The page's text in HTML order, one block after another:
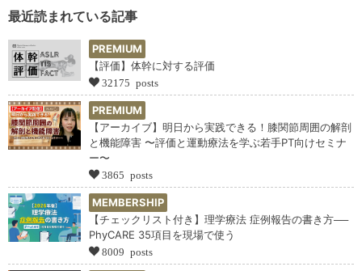
最近読まれている記事
PREMIUM
【評価】体幹に対する評価
32175 posts
PREMIUM
【アーカイブ】明日から実践できる！膝関節周囲の解剖
と機能障害 〜評価と運動療法を学ぶ若手PT向けセミナ
ー〜
3865 posts
MEMBERSHIP
【チェックリスト付き】理学療法 症例報告の書き方──
PhyCARE 35項目を現場で使う
8009 posts